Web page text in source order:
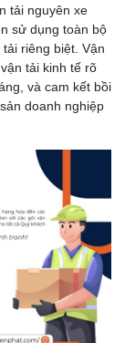
tải nguyên xe
sử dụng toàn bộ
riêng biệt. Vận
tải kinh tế rõ
và cam kết bồi
doanh nghiệp